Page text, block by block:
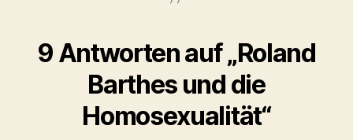
9 Antworten auf „Roland
Barthes und die
Homosexualität“